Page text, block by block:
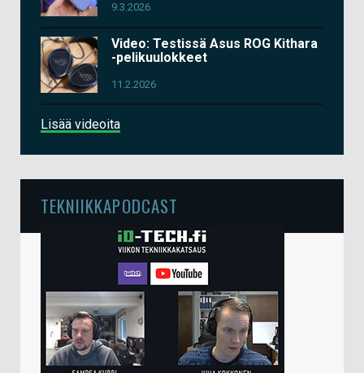
9.3.2026
Video: Testissä Asus ROG Kithara
-pelikuulokkeet
11.2.2026
Lisää videoita
TEKNIIKKAPODCAST